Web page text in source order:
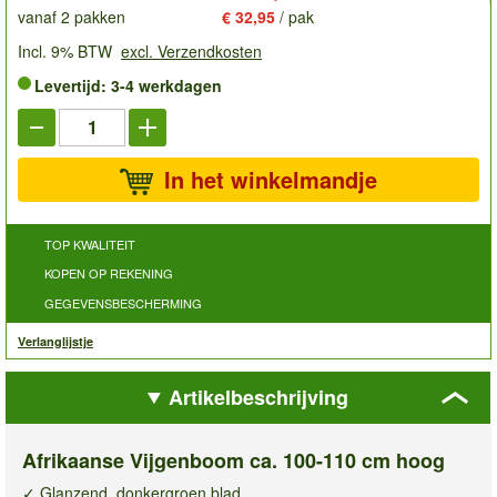
vanaf 2 pakken € 32,95 / pak
Incl. 9% BTW excl. Verzendkosten
Levertijd: 3-4 werkdagen
In het winkelmandje
TOP KWALITEIT
KOPEN OP REKENING
GEGEVENSBESCHERMING
Verlanglijstje
Artikelbeschrijving
Afrikaanse Vijgenboom ca. 100-110 cm hoog
✓ Glanzend, donkergroen blad